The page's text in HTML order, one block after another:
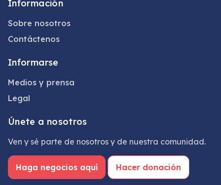
Información
Sobre nosotros
Contáctenos
Informarse
Medios y prensa
Legal
Únete a nosotros
Ven y sé parte de nosotros y de nuestra comunidad.
Haga negocios aquí Hacer donación